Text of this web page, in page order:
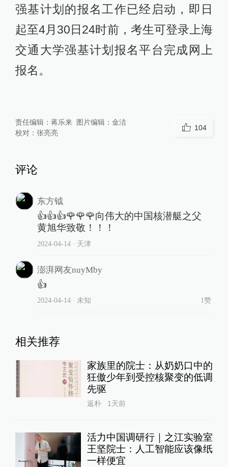
强基计划的报名工作已经启动，即日
起至4月30日24时前，考生可登录上海
交通大学强基计划报名平台完成网上
报名。
责任编辑： 蒋乐来 图片编辑： 金洁
校对： 张亮亮
104
评论
东方钺
👍👍👍🌹🌹🌹向伟大的中国核潜艇之父
黄旭华致敬！！！
2024-04-14∙ 天津
澎湃网友nuyMby
👍
2024-04-14∙ 未知 1赞
相关推荐
家族里的院士：从奶奶口中的
狂傲少年到受控核聚变的低调
先驱
返朴 1天前
活力中国调研行｜之江实验室
王坚院士：人工智能应该像纸
一样便宜